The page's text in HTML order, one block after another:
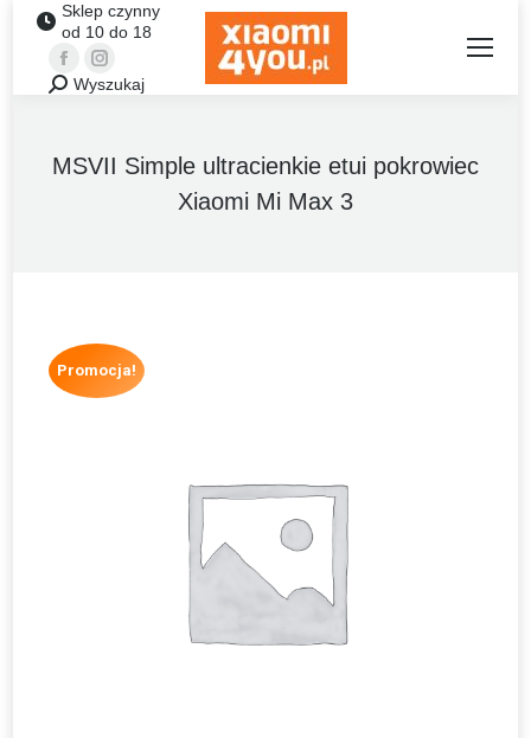
Sklep czynny
od 10 do 18
FacebookInstagram
Szukaj:Wyszukaj
MSVII Simple ultracienkie etui pokrowiec
Xiaomi Mi Max 3
Promocja!